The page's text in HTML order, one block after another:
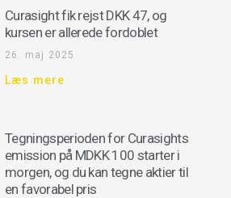
Curasight fik rejst DKK 47, og
kursen er allerede fordoblet
26. maj 2025
Læs mere
Tegningsperioden for Curasights
emission på MDKK 100 starter i
morgen, og du kan tegne aktier til
en favorabel pris